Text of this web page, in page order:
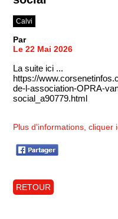
Calvi
Par
Le 22 Mai 2026
La suite ici ...
https://
de-l-association-OPRA-
social_a90779.html
Plus d'informations, cliquer
RETOUR